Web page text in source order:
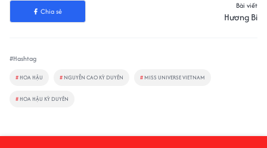
Chia sẻ
Bài viết
Hương Bi
#Hashtag
# HOA HẬU # NGUYỄN CAO KỲ DUYÊN # MISS UNIVERSE VIETNAM
# HOA HẬU KỲ DUYÊN